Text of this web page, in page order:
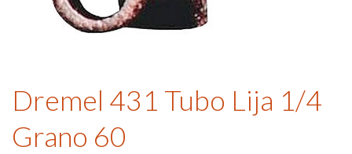
Dremel 431 Tubo Lija 1/4
Grano 60